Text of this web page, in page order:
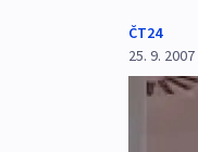
ČT24
25. 9. 2007